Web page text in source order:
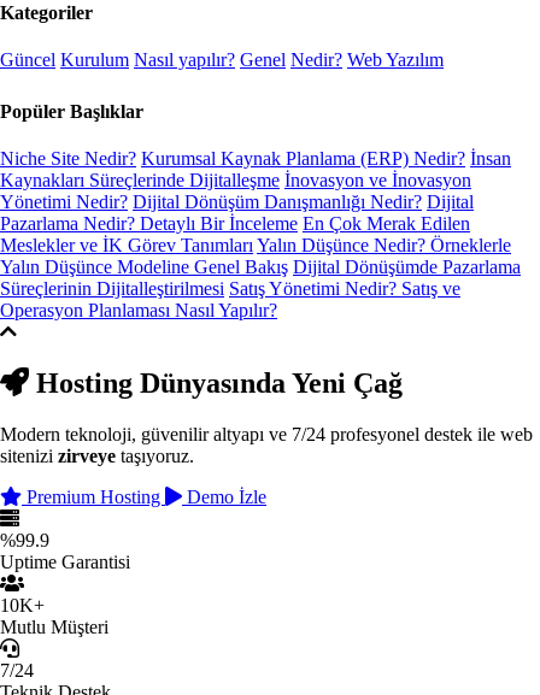
Kategoriler
Güncel Kurulum Nasıl yapılır? Genel Nedir? Web Yazılım
Popüler Başlıklar
Niche Site Nedir? Kurumsal Kaynak Planlama (ERP) Nedir? İnsan
Kaynakları Süreçlerinde Dijitalleşme İnovasyon ve İnovasyon
Yönetimi Nedir? Dijital Dönüşüm Danışmanlığı Nedir? Dijital
Pazarlama Nedir? Detaylı Bir İnceleme En Çok Merak Edilen
Meslekler ve İK Görev Tanımları Yalın Düşünce Nedir? Örneklerle
Yalın Düşünce Modeline Genel Bakış Dijital Dönüşümde Pazarlama
Süreçlerinin Dijitalleştirilmesi Satış Yönetimi Nedir? Satış ve
Operasyon Planlaması Nasıl Yapılır?
Hosting Dünyasında Yeni Çağ
Modern teknoloji, güvenilir altyapı ve 7/24 profesyonel destek ile web
sitenizi zirveye taşıyoruz.
Premium Hosting
Demo İzle
%99.9
Uptime Garantisi
10K+
Mutlu Müşteri
7/24